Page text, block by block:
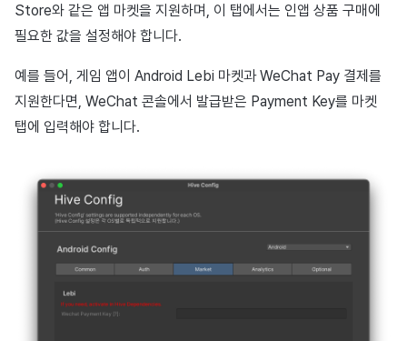
Store와 같은 앱 마켓을 지원하며, 이 탭에서는 인앱 상품 구매에
필요한 값을 설정해야 합니다.
예를 들어, 게임 앱이 Android Lebi 마켓과 WeChat Pay 결제를
지원한다면, WeChat 콘솔에서 발급받은 Payment Key를 마켓
탭에 입력해야 합니다.